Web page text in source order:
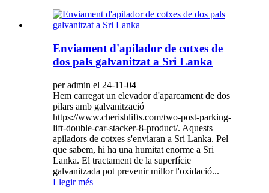
Enviament d'apilador de cotxes de
dos pals galvanitzat a Sri Lanka
per admin el 24-11-04
Hem carregat un elevador d'aparcament de dos
pilars amb galvanització
https://www.cherishlifts.com/two-post-parking-
lift-double-car-stacker-8-product/. Aquests
apiladors de cotxes s'enviaran a Sri Lanka. Pel
que sabem, hi ha una humitat enorme a Sri
Lanka. El tractament de la superfície
galvanitzada pot prevenir millor l'oxidació...
Llegir més